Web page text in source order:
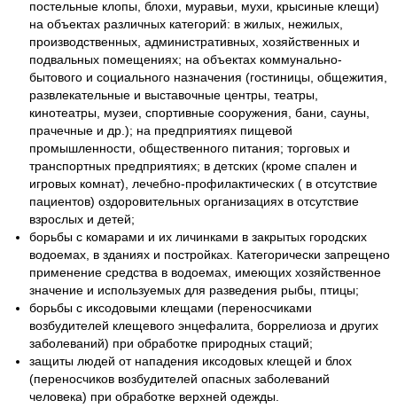
постельные клопы, блохи, муравьи, мухи, крысиные клещи)
на объектах различных категорий: в жилых, нежилых,
производственных, административных, хозяйственных и
подвальных помещениях; на объектах коммунально-
бытового и социального назначения (гостиницы, общежития,
развлекательные и выставочные центры, театры,
кинотеатры, музеи, спортивные сооружения, бани, сауны,
прачечные и др.); на предприятиях пищевой
промышленности, общественного питания; торговых и
транспортных предприятиях; в детских (кроме спален и
игровых комнат), лечебно-профилактических ( в отсутствие
пациентов) оздоровительных организациях в отсутствие
взрослых и детей;
борьбы с комарами и их личинками в закрытых городских
водоемах, в зданиях и постройках. Категорически запрещено
применение средства в водоемах, имеющих хозяйственное
значение и используемых для разведения рыбы, птицы;
борьбы с иксодовыми клещами (переносчиками
возбудителей клещевого энцефалита, боррелиоза и других
заболеваний) при обработке природных стаций;
защиты людей от нападения иксодовых клещей и блох
(переносчиков возбудителей опасных заболеваний
человека) при обработке верхней одежды.